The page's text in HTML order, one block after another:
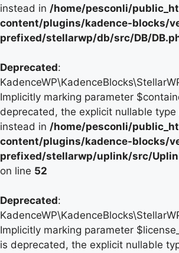
instead in /home/pesconli/
content/plugins/kadence-blocks/
prefixed/stellarwp/db/src/DB/
Deprecated:
Implicitly marking parameter
deprecated, the explicit nullable type
instead in /home/pesconli/
content/plugins/kadence-blocks/
prefixed/stellarwp/uplink/src/
on line 52
Deprecated:
Implicitly marking parameter
is deprecated, the explicit nullable